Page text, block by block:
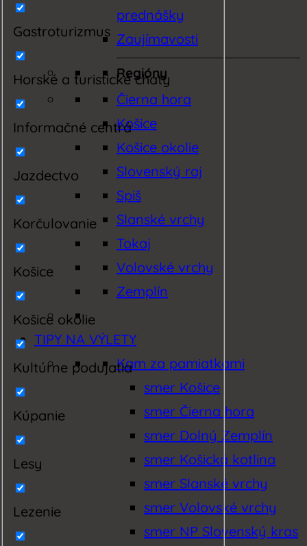
Gastroturizmus
Horské a turistické chaty
Informačné centrá
Jazdectvo
Korčulovanie
Košice
Košice okolie
Kultúrne podujatia
Kúpanie
Lesy
Lezenie
prednášky
Zaujímavosti
Regióny
Čierna hora
Košice
Košice okolie
Slovenský raj
Spiš
Slanské vrchy
Tokaj
Volovské vrchy
Zemplín
TIPY NA VÝLETY
Kam za pamiatkami
smer Košice
smer Čierna hora
smer Dolný Zemplín
smer Košická kotlina
smer Slanské vrchy
smer Volovské vrchy
smer NP Slovenský kras